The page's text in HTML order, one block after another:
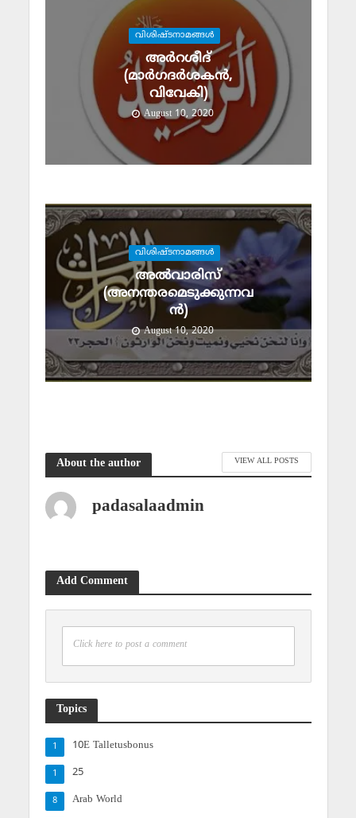
വിശിഷ്ടനാമങ്ങള്‍
അര്‍റശീദ്
(മാര്‍ഗദര്‍ശകന്‍,
വിവേകി)
August 10, 2020
വിശിഷ്ടനാമങ്ങള്‍
അല്‍വാരിസ്
(അനന്തരമെടുക്കുന്നവ
ന്‍)
August 10, 2020
About the author VIEW ALL POSTS
padasalaadmin
Add Comment
Click here to post a comment
Topics
10E Talletusbonus
1
25
1
Arab World
8